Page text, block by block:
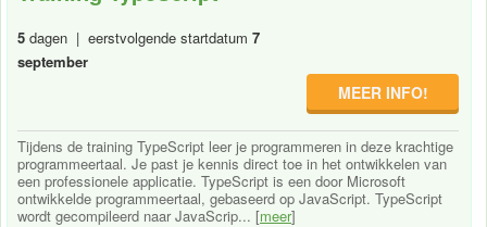
5 dagen | eerstvolgende startdatum 7
september
MEER INFO!
Tijdens de training TypeScript leer je programmeren in deze krachtige
programmeertaal. Je past je kennis direct toe in het ontwikkelen van
een professionele applicatie. TypeScript is een door Microsoft
ontwikkelde programmeertaal, gebaseerd op JavaScript. TypeScript
wordt gecompileerd naar JavaScrip... [meer]